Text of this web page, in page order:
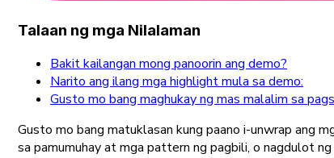
Talaan ng mga Nilalaman
Bakit kailangan mong panoorin ang demo?
Narito ang ilang mga highlight mula sa demo:
Gusto mo bang maghukay ng mas malalim sa
Gusto mo bang matuklasan kung paano i-unwrap ang
sa pamumuhay at mga pattern ng pagbili, o nagdulot